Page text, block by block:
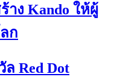
าง Kando ให้ผู้
ก
ล Red Dot